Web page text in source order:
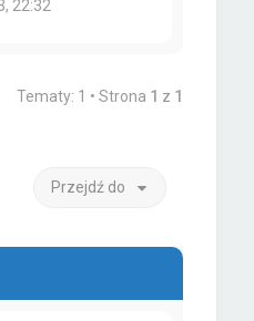
22:32
Tematy: 1 • Strona 1 z 1
Przejdź do